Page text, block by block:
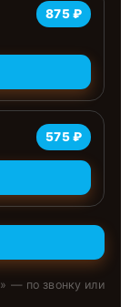
875 ₽
575 ₽
» — по звонку или